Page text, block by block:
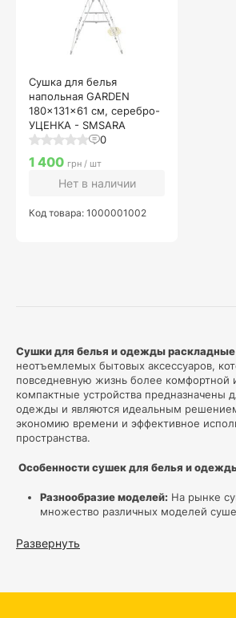
Сушки для белья и одежды раскладные
неотъемлемых бытовых аксессуаров,
повседневную жизнь более комфортной
компактные устройства предназначены
одежды и являются идеальным
экономию времени и эффективное
пространства.
Особенности сушек для белья и
Разнообразие моделей: На рынке
множество различных моделей
потребностям, будь то складная
Развернуть
Сушка для белья
напольная GARDEN
180x131x61 см, серебро-
УЦЕНКА - SMSARA
0
1 400 грн / шт
Нет в наличии
Код товара: 1000001002